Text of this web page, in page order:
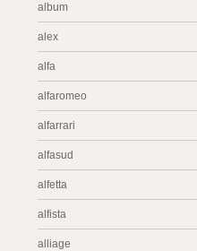
album
alex
alfa
alfaromeo
alfarrari
alfasud
alfetta
alfista
alliage